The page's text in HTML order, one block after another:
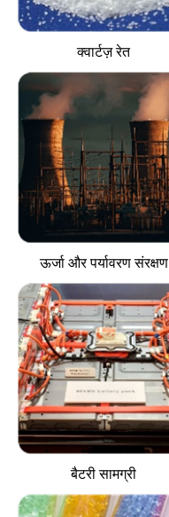
क्वार्टज़ रेत
ऊर्जा और पर्यावरण संरक्षण
बैटरी सामग्री